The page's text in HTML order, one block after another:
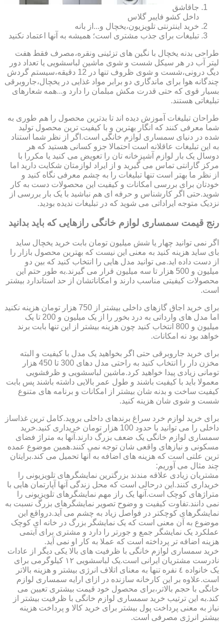
جاقاشق
داخل کشو فایبر گلاس
خرید اینترنتی تلویزیون،یخچال و...از بانه
تبلیغات برای جذب مشتری است؛ همیشه به آنها اعتماد نکنید
طراحی بدنه یخچال با نگین های تزئینی ونقره،مصرف فقط هفت
لیتر آب در هر سیکل شست و شوی ماشین لباسشویی یا تعداد دور
دیگ درونی،شست و شوی ظروف تنها در 12 دقیقه،سیستم گردش
چندگانه هوا برای ماندگاری دو برابر مواد غذایی در یخچال،جاروبرقی
بسیار قوی که حتی قدرت مکش مبلمان را دارد و...همه شعارهای
تبلیغاتی هستند.
طراحان تبلیغات آموزش دیده اند تا بدترین محصول را هم طوری به
شما معرفی کنند که انگار بهترین و با کیفیت ترین محصول تولید
شده در دنیای سمساری لوازم خانگی است.اگر از نظر شما استناد
به این تبلیغات عاقلانه است احتمالا جزو کسانی هستید که هر
دوسال یک بار لوازم آشپزخانه تان را تعویض می کنید یا مکررا با
مرکز گارانتی تماس می گیرید و از ایراد لوازمتان شکایت دارید اما
از نظر ما بهتر است تنها تبلیغات را به چشم معرفی نگاه کنید و
خودتان برای بررسی امکانات و کیفیت این محصولات دست به کار
شوید.حتی اگر کارشناس و حرفه ای هم نباشید با یک بار بررسی از
نزدیک متوجه ایراداتی می شوید که در تبلیغات ندیده بودید.
رنج قیمت سمساری لوازم خانگی رازهایی که باید بدانید
اگر نمی توانید چهار یا شش میلیون تومان بابت خرید یخچال ساید
بای ساید هزینه کنید به معنی این نیست که بهترین محصول بازار را
از دست داده اید.می توانید مدل هایی را انتخاب کنید که بین دو
میلیون و 500 هزار تا سه میلیون قرار می گیرند.به طور حتم این
محصولات کیفیتی مناسب دارند و امکاناتشان از حد استاندارد بیشتر
است.
برای خرید اجاق گازهای داخلی بیشتر از 750 هزار تومان هزینه نکنید
اما مدل های وارداتی به درد بخور را از یک میلیون و 200 تا یک
میلیون و 800 انتخاب کنید چون هزینه بیشتر از این تنها بابت برند
خواهد بود نه امکانات.
برای خرید جاروبرقی حتی اگر بخواهید یک مدل با کیفیت و البته
مخزن دار را انتخاب کنید به راحتی مدل دهای 300 تا 450 هزار
تومانی زیادی پیدا خواهید کرد.ماشین لباسشویی و ظرفشویی
معمولا باید با کیفیت باشند و طول عمر بالایی داشته باشند پس بابت
کیفیت ساخت و بدنه شان بیشتر از امکانات و برنامه های متنوع
شست و شوی شان هزینه کنید.
برای خرید لوازم خرد سراغ برندهای داخلی بروید.کامل ترین غذاساز
داخلی را می توانید با حدود 100 هزار تومان خریداری کنید.خرید
سمساری لوازم خانگی یک ضعف بزرگ دارند.آنها به متراژ فضای
مسکونی و نیازهای واقعی شان توجه نمی کنند.همین موضوع عمده
ترین علتی است که هزینه های اضافه به آنها تحمیل می کند.برایتان
چند مثال می آوریم:
مشتریان زیادی علاقه مندند بزرگترین نمایشگرهای تلویزیونی را
خریداری کنند.این درحالی است که محل زندگی آنها آپارتمان هایی با
متراژهای کوچک است.آنها یک راز مهم نمایشگرهای تلویزیونی را
نمی دانند.تفاوت کیفیت و وضوح تصویر نمایشگرهای بزرگ نسبت به
نمایشگرهای کوچکتر در فواصل زیاد به چشم می آید.درواقع این
موضوع به آن معنی است که یک نمایشگر بزرگ در خانه ای کوچک
عملکرد یک نمایشگر جمع و جورتر را دارد و مشتری برای آیتمی
هزینه اضافه تر پرداخته است که عملا به کار او نمی آید.
خرید سمساری لوازم خانگی با ظرفیت های بالا یکی دیگر از عادات
نادرست مشتریان ایرانی است.یک لباسشویی ١٢ کیلوگرمی برای
یک خانواده ٤ نفره تنها به معنای اتلاف انرژی بیشتر و هزینه بالاتر
است.علاوه بر این کارخانه سازنده در ازای ارایه سمساری لوازم
خانگی با حجم بالاتر،برای محصول خود قیمت بیشتری تعیین می
کند.به این ترتیب خرید سمساری لوازم خانگی با ظرفیت بیشتر از
نیاز به معنی پرداخت پول بیشتر برای خرید کالا و پرداخت هزینه
بیشتر انرژی مصرفی است.